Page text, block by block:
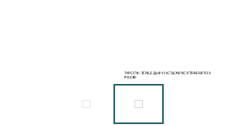
ТУРКЕСТАН: ПЕРВЫЕ ДЫНИ ИЗ ЖЕТЫСАЯ УЖЕ ОТПРАВЛЯЮТСЯ В
РОССИЮ